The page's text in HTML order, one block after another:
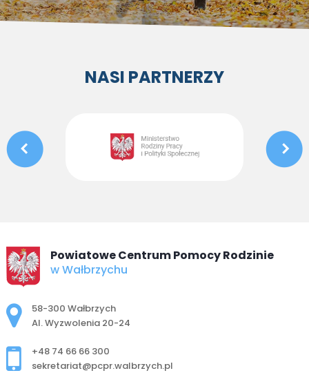
NASI PARTNERZY
Powiatowe Centrum Pomocy Rodzinie
w Wałbrzychu
Adres pocztowy:
58-300 Wałbrzych
Al. Wyzwolenia 20-24
+48 74 66 66 300
sekretariat@pcpr.walbrzych.pl